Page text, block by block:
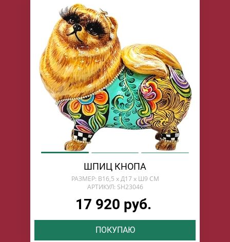
ШПИЦ КНОПА
РАЗМЕР: В16,5 х Д17 х Ш9 СМ
АРТИКУЛ: SH23046
17 920 руб.
ПОКУПАЮ